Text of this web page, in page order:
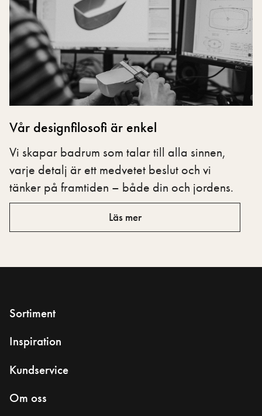
Vår designfilosofi är enkel
Vi skapar badrum som talar till alla sinnen,
varje detalj är ett medvetet beslut och vi
tänker på framtiden – både din och jordens.
Läs mer
Sortiment
Inspiration
Kundservice
Om oss